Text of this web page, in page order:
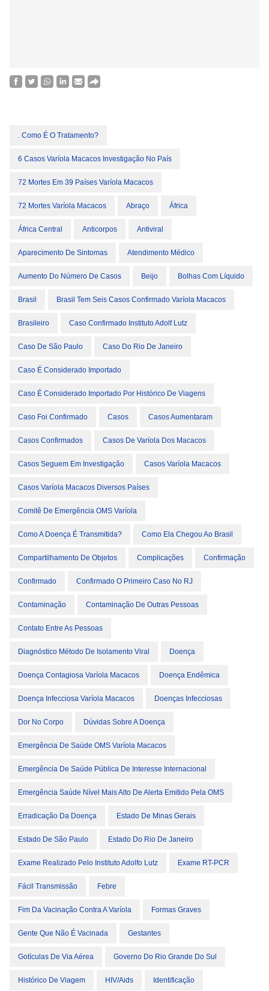
. Como É O Tratamento?
6 Casos Varíola Macacos Investigação No País
72 Mortes Em 39 Países Varíola Macacos
72 Mortes Varíola Macacos Abraço África
África Central Anticorpos Antiviral
Aparecimento De Sintomas Atendimento Médico
Aumento Do Número De Casos Beijo Bolhas Com Líquido
Brasil Brasil Tem Seis Casos Confirmado Varíola Macacos
Brasileiro Caso Confirmado Instituto Adolf Lutz
Caso De São Paulo Caso Do Rio De Janeiro
Caso É Considerado Importado
Caso É Considerado Importado Por Histórico De Viagens
Caso Foi Confirmado Casos Casos Aumentaram
Casos Confirmados Casos De Varíola Dos Macacos
Casos Seguem Em Investigação Casos Varíola Macacos
Casos Varíola Macacos Diversos Países
Comitê De Emergência OMS Varíola
Como A Doença É Transmitida? Como Ela Chegou Ao Brasil
Compartilhamento De Objetos Complicações Confirmação
Confirmado Confirmado O Primeiro Caso No RJ
Contaminação Contaminação De Outras Pessoas
Contato Entre As Pessoas
Diagnóstico Método De Isolamento Viral Doença
Doença Contagiosa Varíola Macacos Doença Endêmica
Doença Infecciosa Varíola Macacos Doenças Infecciosas
Dor No Corpo Dúvidas Sobre A Doença
Emergência De Saúde OMS Varíola Macacos
Emergência De Saúde Pública De Interesse Internacional
Emergência Saúde Nível Mais Alto De Alerta Emitido Pela OMS
Erradicação Da Doença Estado De Minas Gerais
Estado De São Paulo Estado Do Rio De Janeiro
Exame Realizado Pelo Instituto Adolfo Lutz Exame RT-PCR
Fácil Transmissão Febre
Fim Da Vacinação Contra A Varíola Formas Graves
Gente Que Não É Vacinada Gestantes
Gotículas De Via Aérea Governo Do Rio Grande Do Sul
Histórico De Viagem HIV/Aids Identificação